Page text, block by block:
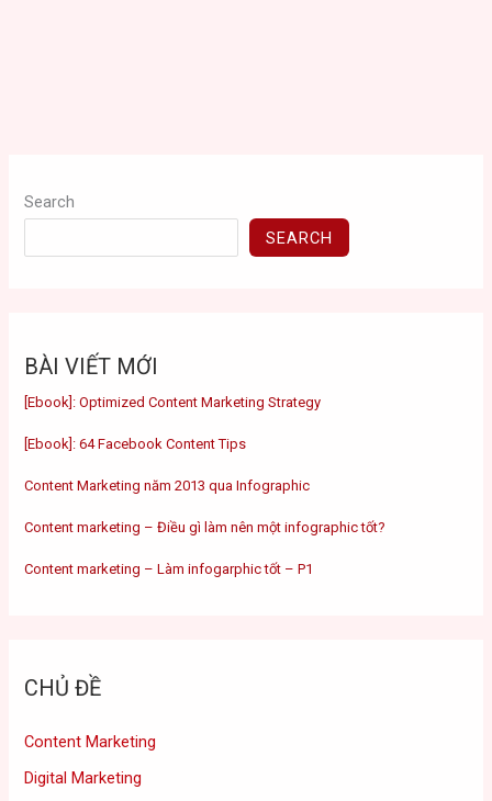
Search
SEARCH
BÀI VIẾT MỚI
[Ebook]: Optimized Content Marketing Strategy
[Ebook]: 64 Facebook Content Tips
Content Marketing năm 2013 qua Infographic
Content marketing – Điều gì làm nên một infographic tốt?
Content marketing – Làm infogarphic tốt – P1
CHỦ ĐỀ
Content Marketing
Digital Marketing